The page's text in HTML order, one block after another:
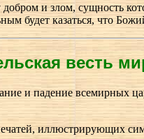
и злом, сущность
будет казаться, что
весть
и падение всемирных
иллюстрирующих